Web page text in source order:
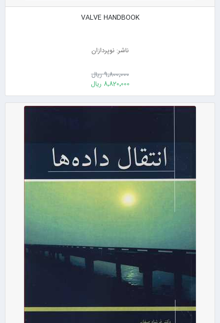
VALVE HANDBOOK
ناشر: نوپردازان
9٬800٬000 ریال
8٬820٬000 ریال